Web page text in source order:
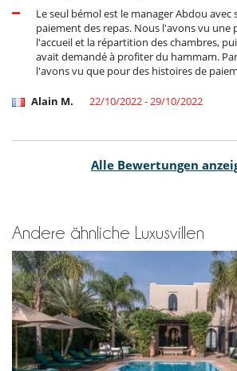
Le seul bémol est le manager Abdou avec
paiement des repas. Nous l'avons vu une
l'accueil et la répartition des chambres,
avait demandé à profiter du hammam.
l'avons vu que pour des histoires de
Alain M. 22/10/2022 - 29/10/2022
The Villa was amazing. We had the pool
Villa facilities were lovely and everything
staff were very discreet and wouldn't
there. Villanovo concierge also very
needed.
Villanovo wa very good and look forward
again in the future.
The location was a little remote. Any trips
minutes. To be honest this is just a small
Alle Bewertungen
Andere ähnliche Luxusvillen